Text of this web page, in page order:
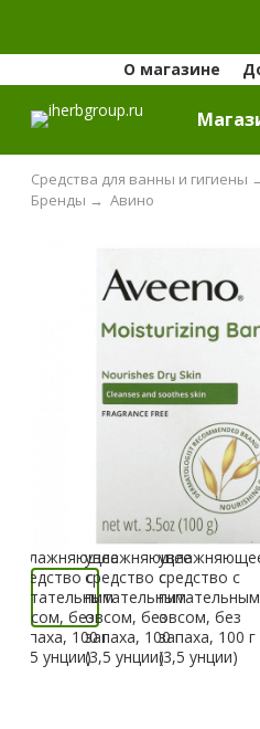
О магазине
Средства для ванны и гигиены
Авино
Бренды →